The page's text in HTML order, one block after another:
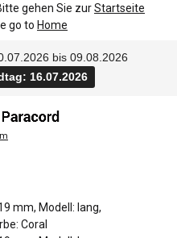
gehen Sie zurStartseite
go to Home
bis 09.08.2026
16.07.2026